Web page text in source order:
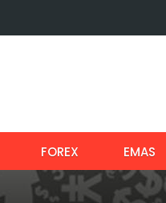
FOREX EMAS